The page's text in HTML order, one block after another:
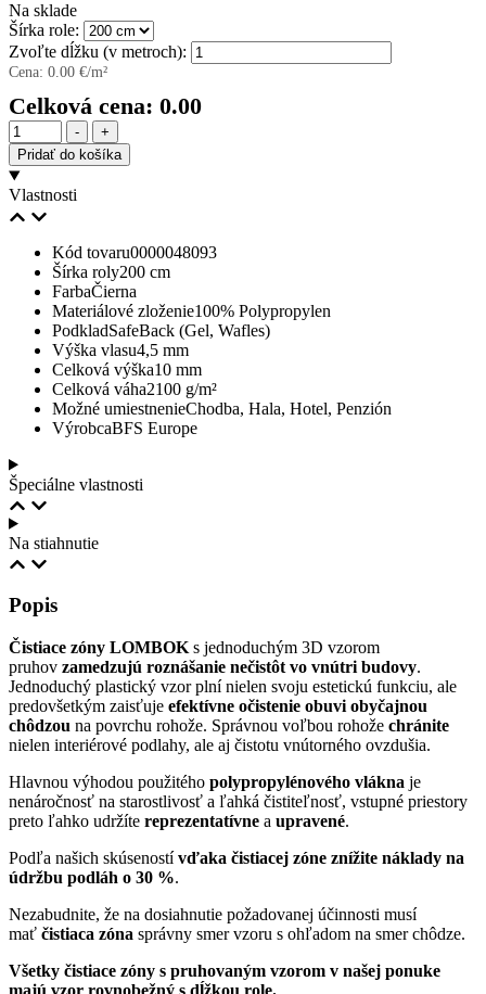
Na sklade
Šírka role:
Zvoľte dĺžku (v metroch):
Cena: 0.00 €/m²
Celková cena: 0.00
Množstvo-
+
Pridať do košíka
Vlastnosti
Kód tovaru0000048093
Šírka roly200 cm
FarbaČierna
Materiálové zloženie100% Polypropylen
PodkladSafeBack (Gel, Wafles)
Výška vlasu4,5 mm
Celková výška10 mm
Celková váha2100 g/m²
Možné umiestnenieChodba, Hala, Hotel, Penzión
VýrobcaBFS Europe
Špeciálne vlastnosti
Na stiahnutie
Popis
Čistiace zóny LOMBOK s jednoduchým 3D vzorom
pruhov zamedzujú roznášanie nečistôt vo vnútri budovy.
Jednoduchý plastický vzor plní nielen svoju estetickú funkciu, ale
predovšetkým zaisťuje efektívne očistenie obuvi obyčajnou
chôdzou na povrchu rohože. Správnou voľbou rohože chránite
nielen interiérové podlahy, ale aj čistotu vnútorného ovzdušia.
Hlavnou výhodou použitého polypropylénového vlákna je
nenáročnosť na starostlivosť a ľahká čistiteľnosť, vstupné priestory
preto ľahko udržíte reprezentatívne a upravené.
Podľa našich skúsenostívďaka čistiacej zóne znížite náklady na
údržbu podláh o 30 %.
Nezabudnite, že na dosiahnutie požadovanej účinnosti musí
mať čistiaca zóna správny smer vzoru s ohľadom na smer chôdze.
Všetky čistiace zóny s pruhovaným vzorom v našej ponuke
majú vzor rovnobežný s dĺžkou role.